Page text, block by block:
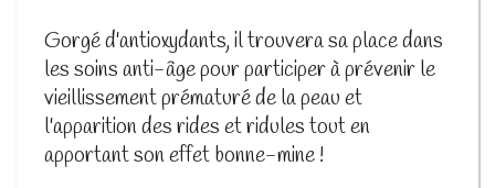
Gorgé d'antioxydants, il trouvera sa place dans
les soins anti-âge pour participer à prévenir le
vieillissement prématuré de la peau et
l'apparition des rides et ridules tout en
apportant son effet bonne-mine !